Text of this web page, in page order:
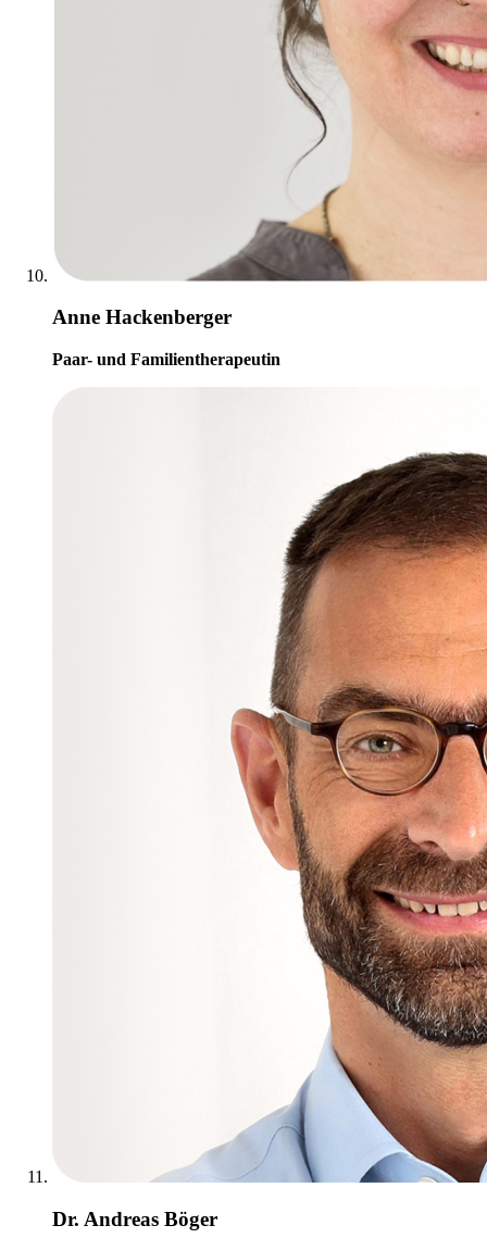
Anne Hackenberger
Paar- und Familientherapeutin
Dr. Andreas Böger